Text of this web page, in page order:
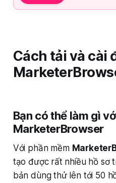
Cách tải và cài
Bạn có thể làm gì
MarketerBrowser
Với phần mềm
tạo được rất nhiều hồ sơ
bản dùng thử lên tới 50